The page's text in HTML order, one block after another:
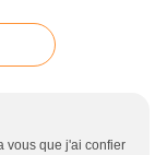
vous que j'ai confier